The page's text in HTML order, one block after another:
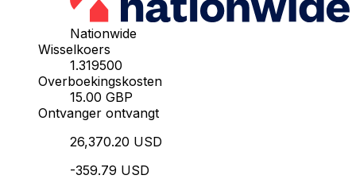
Nationwide
Wisselkoers
1.319500
Overboekingskosten
15.00 GBP
Ontvanger ontvangt
26,370.20 USD
-359.79 USD